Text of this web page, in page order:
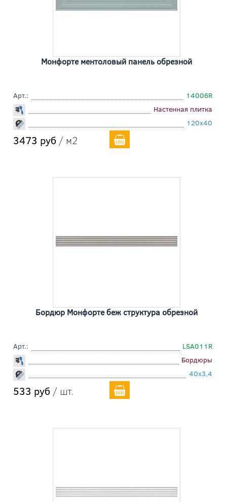
Монфорте ментоловый панель обрезной
Арт.:
14006R
Настенная плитка
120x40
3473 руб / м2
Бордюр Монфорте беж структура обрезной
Арт.:
LSA011R
Бордюры
40x3,4
533 руб / шт.